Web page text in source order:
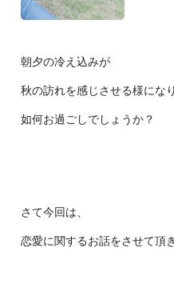
朝夕の冷え込みが
秋の訪れを感じさせる様にな
如何お過ごしでしょうか？
さて今回は、
恋愛に関するお話をさせて頂